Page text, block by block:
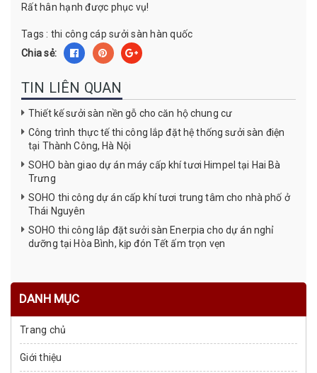
Rất hân hạnh được phục vụ!
Tags : thi công cáp sưởi sàn hàn quốc
Chia sẻ:
TIN LIÊN QUAN
Thiết kế sưởi sàn nền gỗ cho căn hộ chung cư
Công trình thực tế thi công lắp đặt hệ thống sưởi sàn điện
tại Thành Công, Hà Nội
SOHO bàn giao dự án máy cấp khí tươi Himpel tại Hai Bà
Trưng
SOHO thi công dự án cấp khí tươi trung tâm cho nhà phố ở
Thái Nguyên
SOHO thi công lắp đặt sưởi sàn Enerpia cho dự án nghỉ
dưỡng tại Hòa Bình, kịp đón Tết ấm trọn vẹn
DANH MỤC
Trang chủ
Giới thiệu